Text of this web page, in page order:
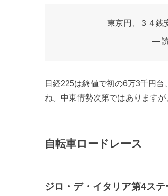
東京円、３４銭
—
日経225は終値で初の6万3千円
ね。中東情勢次第ではあります
自転車ロードレース
ジロ・デ・イタリア第4ステ